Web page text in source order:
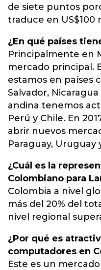
de siete puntos
traduce en US$100
¿En qué países
Principalmente en
mercado principal.
estamos en países
Salvador,
andina tenemos
Perú y Chile. En
abrir nuevos
Paraguay,
¿Cuál es la
Colombiano para
Colombia a nivel
más del 20% del
nivel regional
¿Por qué es
computadores en
Este es un